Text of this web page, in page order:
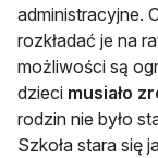
administracyjne.
rozkładać je na
możliwości są
dzieci musiało
rodzin nie było
Szkoła stara się